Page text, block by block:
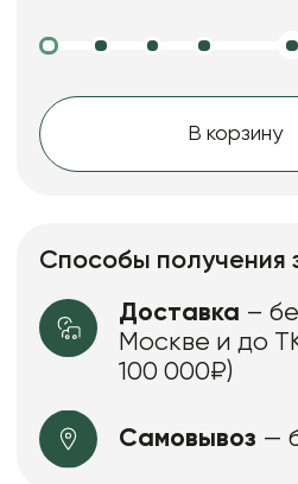
В корзину
Способы получения
Доставка –
Москве и до
100 000₽)
Самовывоз —